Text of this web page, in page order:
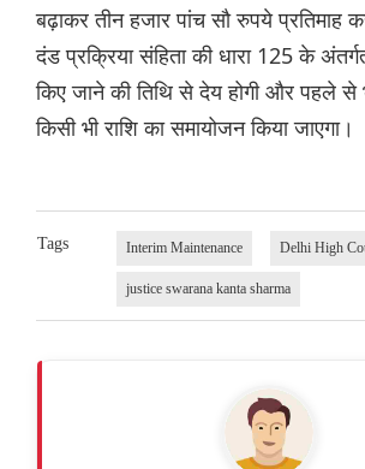
बढ़ाकर तीन हजार पांच सौ रुपये प्रतिमाह
दंड प्रक्रिया संहिता की धारा 125 के
किए जाने की तिथि से देय होगी और पहले से
किसी भी राशि का समायोजन किया जाएगा।
Tags Interim Maintenance Delhi High
justice swarana kanta sharma